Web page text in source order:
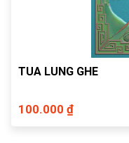
TUA LUNG GHE
100.000 ₫